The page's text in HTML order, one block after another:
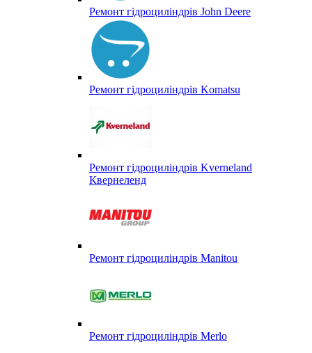
Ремонт гідроциліндрів John Deere
Ремонт гідроциліндрів Komatsu
Ремонт гідроциліндрів Kverneland
Квернеленд
Ремонт гідроциліндрів Manitou
Ремонт гідроциліндрів Merlo